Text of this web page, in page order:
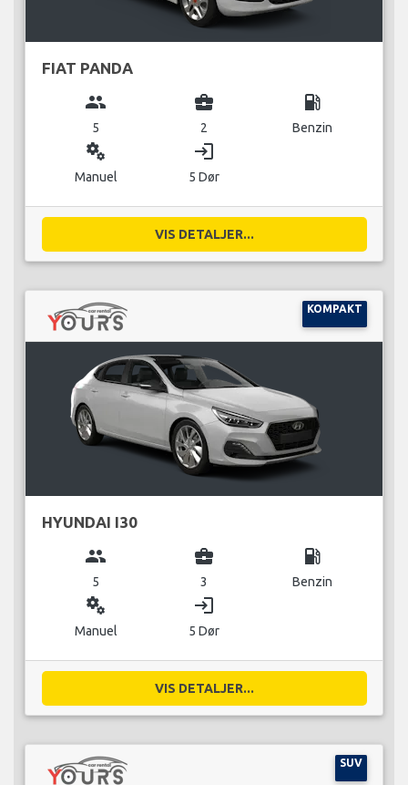
FIAT PANDA
group
5
business_center
2
local_gas_station
Benzin
miscellaneous_services
Manuel
login
5 Dør
VIS DETALJER...
KOMPAKT
HYUNDAI I30
group
5
business_center
3
local_gas_station
Benzin
miscellaneous_services
Manuel
login
5 Dør
VIS DETALJER...
SUV